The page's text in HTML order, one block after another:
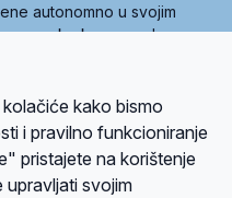
autonomno u svojim
preko krovne udruge
Marije (World Family of
je sedam članica, među
kako bismo
i pravilno funkcioniranje
pristajete na korištenje
svojim